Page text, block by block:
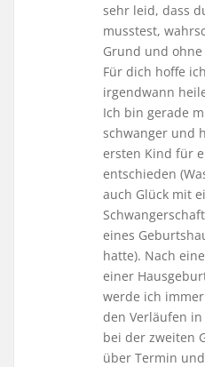
sehr leid, dass
musstest,
Grund und
Für dich hoffe
irgendwann
Ich bin gerade
schwanger und
ersten Kind für
entschieden
auch Glück mit
eines
hatte). Nach
einer
werde ich
den Verläufen
bei der zweiten
über Termin